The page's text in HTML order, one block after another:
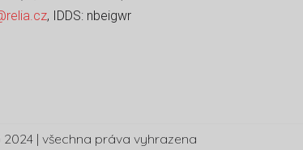
, IDDS: nbeigwr
2024 | všechna práva vyhrazena